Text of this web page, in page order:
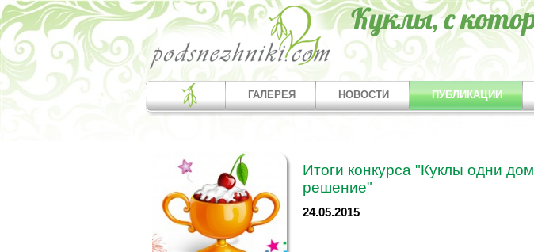
ГАЛЕРЕЯ НОВОСТИ ПУБЛИКАЦИИ
Итоги конкурса "Куклы одни
решение"
24.05.2015